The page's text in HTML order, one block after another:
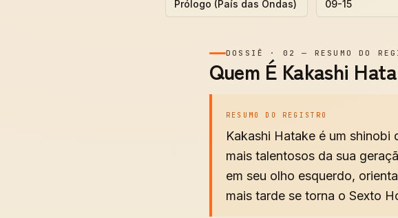
Prólogo (País das Ondas) 09-15
DOSSIÊ · 02 — RESUMO DO
Quem É Kakashi
RESUMO DO REGISTRO
Kakashi Hatake é um shinobi
mais talentosos da sua
em seu olho esquerdo,
mais tarde se torna o Sexto